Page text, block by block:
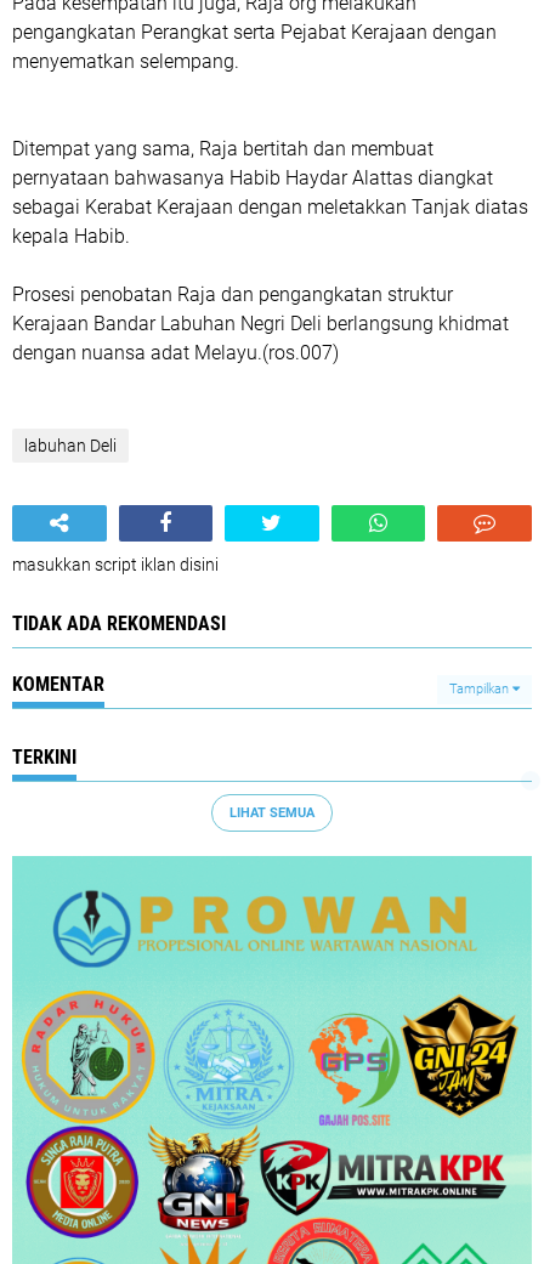
pengangkatan Perangkat serta Pejabat Kerajaan dengan
menyematkan selempang.
Ditempat yang sama, Raja bertitah dan membuat
pernyataan bahwasanya Habib Haydar Alattas diangkat
sebagai Kerabat Kerajaan dengan meletakkan Tanjak diatas
kepala Habib.
Prosesi penobatan Raja dan pengangkatan struktur
Kerajaan Bandar Labuhan Negri Deli berlangsung khidmat
dengan nuansa adat Melayu.(ros.007)
labuhan Deli
masukkan script iklan disini
TIDAK ADA REKOMENDASI
KOMENTAR Tampilkan
TERKINI
LIHAT SEMUA